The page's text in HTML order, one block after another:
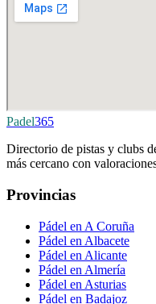
Padel365
Directorio de pistas y clubs
más cercano con
Provincias
Pádel en A Coruña
Pádel en Albacete
Pádel en Alicante
Pádel en Almería
Pádel en Asturias
Pádel en Badajoz